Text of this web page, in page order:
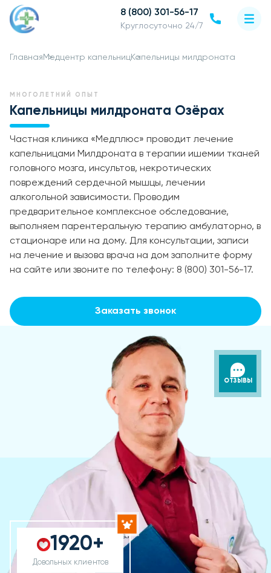
8 (800) 301-56-17
Круглосуточно 24/7
Главная Медцентр капельницКапельницы милдроната
МНОГОЛЕТНИЙ ОПЫТ
Капельницы милдроната Озёрах
Частная клиника «Медплюс» проводит лечение
капельницами Милдроната в терапии ишемии тканей
головного мозга, инсультов, некротических
повреждений сердечной мышцы, лечении
алкогольной зависимости. Проводим
предварительное комплексное обследование,
выполняем парентеральную терапию амбулаторно, в
стационаре или на дому. Для консультации, записи
на лечение и вызова врача на дом заполните форму
на сайте или звоните по телефону: 8 (800) 301-56-17.
Заказать звонок
1920+
Довольных клиентов
ОТЗЫВЫ